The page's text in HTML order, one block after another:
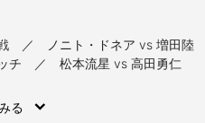
／ ノニト・ドネア vs 増田陸
ッチ ／ 松本流星 vs 高田勇仁
る